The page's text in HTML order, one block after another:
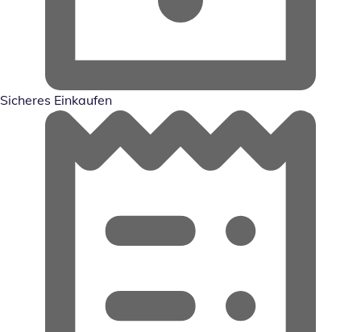
Sicheres Einkaufen